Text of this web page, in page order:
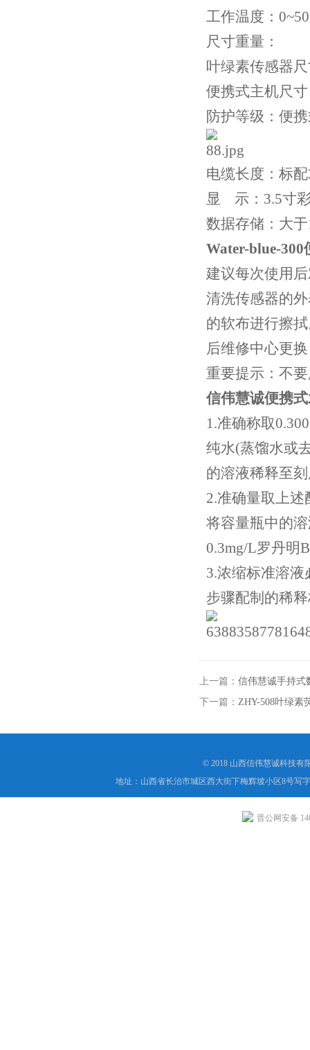
工作温度：
尺寸重量：
叶绿素传感器
便携式主机尺
防护等级：便
电缆长度：标
显 示：3.5寸
数据存储：大
Water-blue-
建议每次使用
清洗传感器的
的软布进行擦
后维修中心更
重要提示：不
信伟慧诚便携
1.准确称取
纯水(蒸馏水或
的溶液稀释至
2.准确量取上述
将容量瓶中的
0.3mg/L罗丹明
3.浓缩标准溶
步骤配制的稀
上一篇： 信伟慧诚手持式
下一篇： ZHY-508叶绿素
© 2018 山西信伟慧诚科技有
地址：山西省长治市城区西大街下梅辉坡小区8号写
晋公网安备